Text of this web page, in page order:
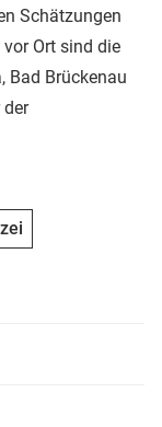
Schätzungen
Ort sind die
Bad Brückenau